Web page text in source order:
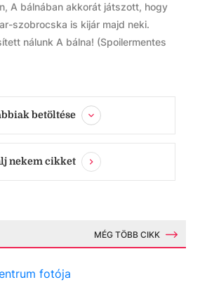
A bálnában akkorát játszott, hogy
szobrocska is kijár majd neki.
nálunk A bálna! (Spoilermentes
betöltése
nekem cikket
MÉG TÖBB CIKK